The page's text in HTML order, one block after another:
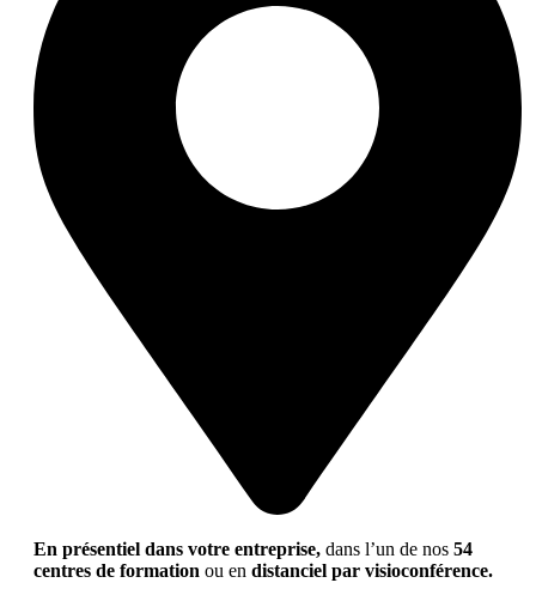
En présentiel dans votre entreprise, dans l’un de nos 54
centres de formation ou en distanciel par visioconférence.